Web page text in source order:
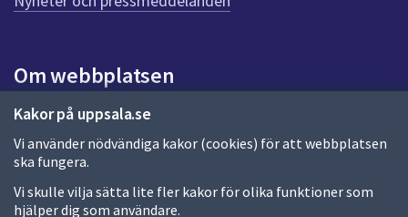
Kakor på uppsala.se
Vi använder nödvändiga kakor (cookies) för att webbplatsen
ska fungera.
Vi skulle vilja sätta lite fler kakor för olika funktioner som
hjälper dig som användare.
a
d
a
Om webbplatsen
Om webbplatsen
Allmänna handlingar och diarium
Behandling av personuppgifter